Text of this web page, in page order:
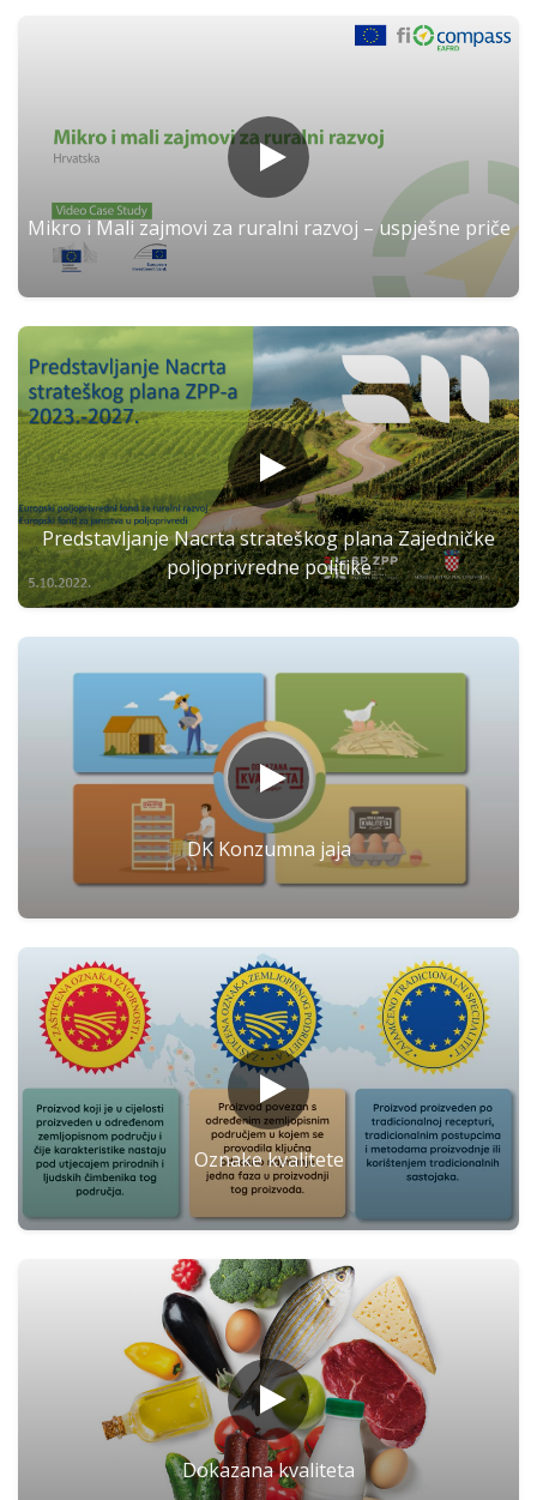
Mikro i Mali zajmovi za ruralni razvoj – uspješne priče
Predstavljanje Nacrta strateškog plana Zajedničke
poljoprivredne politike
DK Konzumna jaja
Oznake kvalitete
Dokazana kvaliteta